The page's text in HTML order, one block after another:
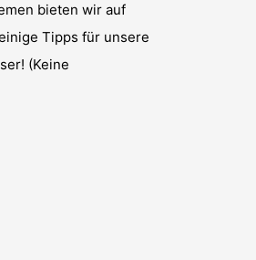
bieten wir auf
Tipps für unsere
(Keine